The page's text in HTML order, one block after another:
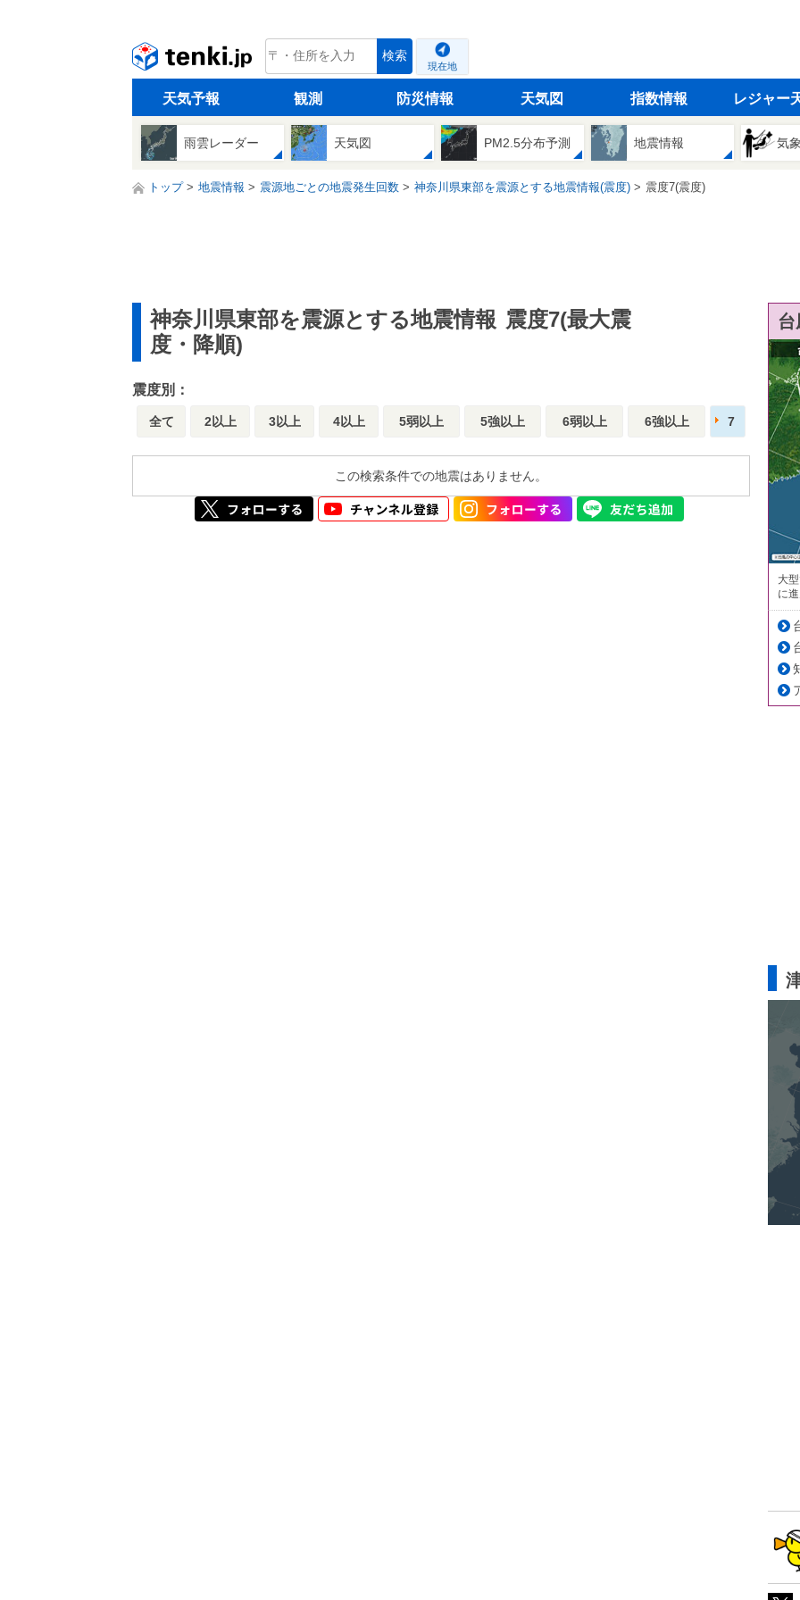
tenki.jp 検索
現在地
天気予報 観測 防災情報 天気図 指数情報 レジャー
雨雲レーダー 天気図 PM2.5分布予測 地震情報 気
トップ 地震情報 震源地ごとの地震発生回数 神奈川県東部を震源とする地震情報(震度) 震度7(震度)
神奈川県東部を震源とする地震情報 震度7(最大震
度・降順)
震度別：
全て 2以上 3以上 4以上 5弱以上 5強以上 6弱以上 6強以上 7
この検索条件での地震はありません。
大
に